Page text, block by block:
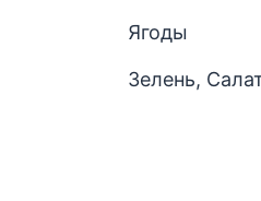
Ягоды
Зелень,